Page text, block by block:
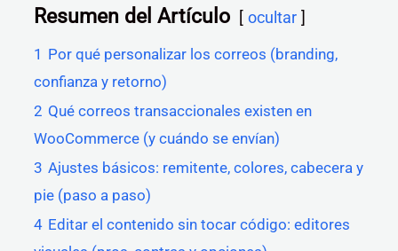
Resumen del Artículo ocultar
1 Por qué personalizar los correos (branding,
confianza y retorno)
2 Qué correos transaccionales existen en
WooCommerce (y cuándo se envían)
3 Ajustes básicos: remitente, colores, cabecera y
pie (paso a paso)
4 Editar el contenido sin tocar código: editores